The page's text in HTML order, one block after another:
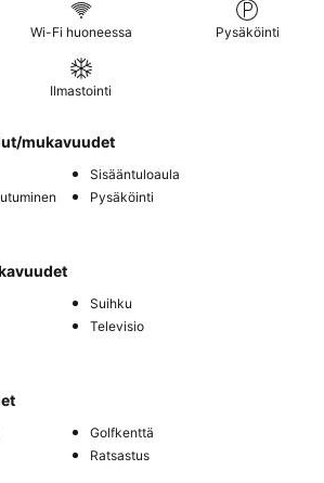
Wi-Fi huoneessa Pysäköinti
Ilmastointi
mukavuudet
Sisääntuloaula
Pysäköinti
Suihku
Televisio
Golfkenttä
Ratsastus